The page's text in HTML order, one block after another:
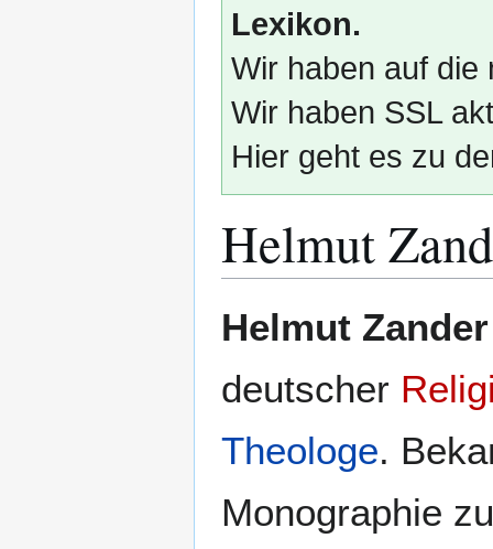
Lexikon.
Wir haben auf die
Wir haben SSL
Hier geht es zu
Helmut
Navigation
Suche
Helmut Zander
deutscher
Theologe.
Monographie